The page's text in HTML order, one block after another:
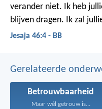
verander niet. Ik heb
blijven dragen. Ik zal
Jesaja 46:4 - BB
Gerelateerde
Betrouwbaarheid
Maar wèl getrouw is...